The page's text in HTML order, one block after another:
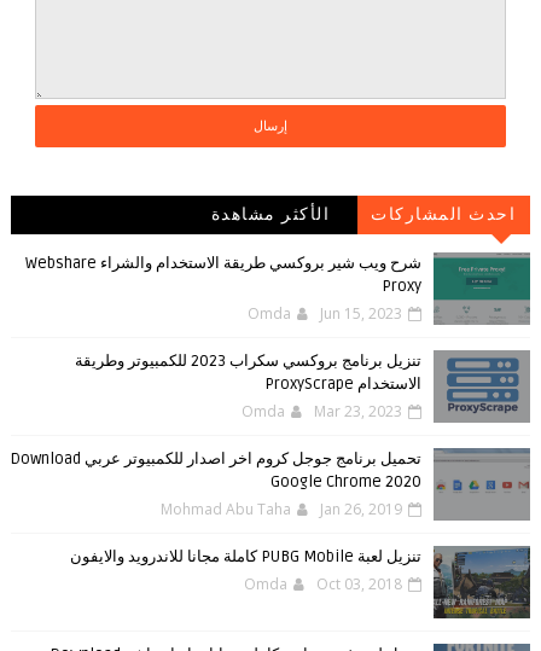
احدث المشاركات الأكثر مشاهدة
شرح ويب شير بروكسي طريقة الاستخدام والشراء Webshare
Proxy
Omda Jun 15, 2023
تنزيل برنامج بروكسي سكراب 2023 للكمبيوتر وطريقة
الاستخدام ProxyScrape
Omda Mar 23, 2023
تحميل برنامج جوجل كروم اخر اصدار للكمبيوتر عربي Download
Google Chrome 2020
Mohmad Abu Taha Jan 26, 2019
تنزيل لعبة PUBG Mobile كاملة مجانا للاندرويد والايفون
Omda Oct 03, 2018